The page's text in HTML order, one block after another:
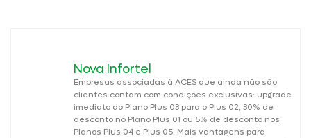
Nova Infortel
Empresas associadas à ACES que ainda não são
clientes contam com condições exclusivas: upgrade
imediato do Plano Plus 03 para o Plus 02, 30% de
desconto no Plano Plus 01 ou 5% de desconto nos
Planos Plus 04 e Plus 05. Mais vantagens para